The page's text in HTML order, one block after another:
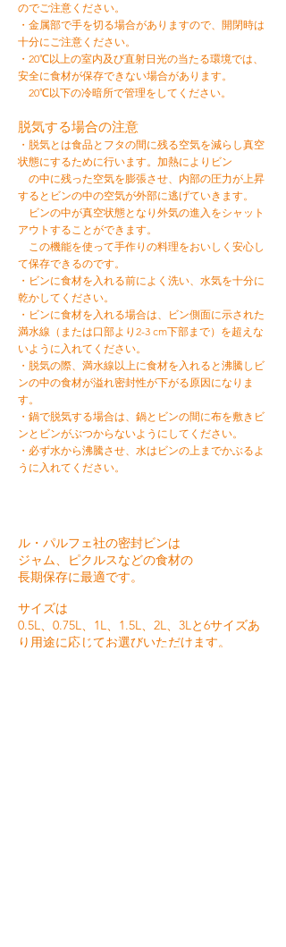
のでご注意ください。
・金属部で手を切る場合がありますので、開閉時は
十分にご注意ください。
・20℃以上の室内及び直射日光の当たる環境では、
安全に食材が保存できない場合があります。
20℃以下の冷暗所で管理をしてください。
脱気する場合の注意
・脱気とは食品とフタの間に残る空気を減らし真空
状態にするために行います。加熱によりビン
の中に残った空気を膨張させ、内部の圧力が上昇
するとビンの中の空気が外部に逃げていきま す。
ビンの中が真空状態となり外気の進入をシャット
アウトすることができます。
この機能を使って手作りの料理をおいしく安心し
て保存できるのです。
・ビンに食材を入れる前によく洗い、水気を十分に
乾かしてください。
・ビンに食材を入れる場合は、ビン側面に示された
満水線（または口部より2-3 cm下部まで）を超えな
いように入れてください。
・脱気の際、満水線以上に食材を入れると沸騰しビ
ンの中の食材が溢れ密封性が下がる原因にな り ま
す。
・鍋で脱気する場合は、鍋とビンの間に布を敷きビ
ンとビンがぶつからないようにしてください。
・必ず水から沸騰させ、水はビンの上までかぶるよ
うに入れてください。
ル・パルフェ社の密封ビンは
ジャム、ピクルスなどの食材の
長期保存に最適です。
サイズは
0.5L、0.75L、1L、1.5L、2L、3Lと6サイズあ
り用途に応じてお選びいただけます。